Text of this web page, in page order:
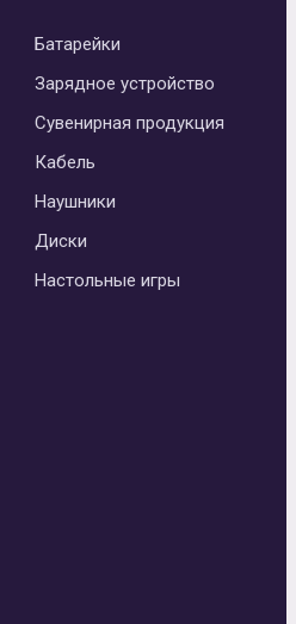
Батарейки
Зарядное устройство
Сувенирная продукция
Кабель
Наушники
Диски
Настольные игры